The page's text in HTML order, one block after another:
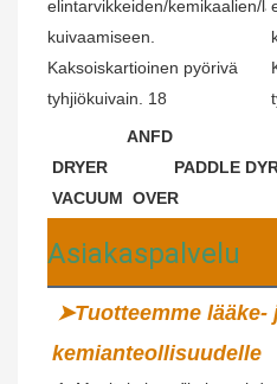
ANFD
DRYER              PADDLE
VACUUM  OVER
Asiakaspalvelu
➤Tuotteemme lääke-
kemianteollisuudelle